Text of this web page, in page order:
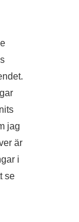
jag
är
i
se